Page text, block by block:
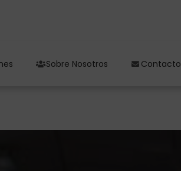
Sobre Nosotros Contacto